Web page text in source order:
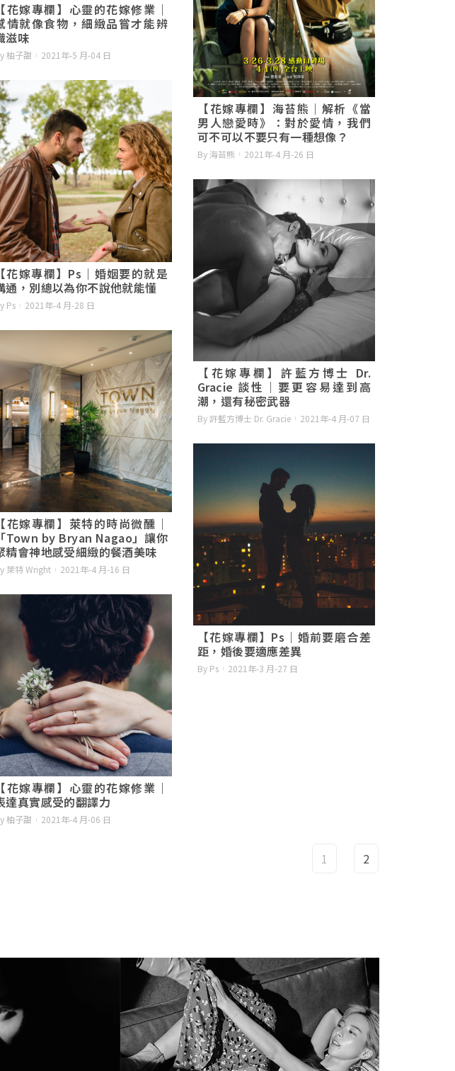
【花嫁專欄】心靈的花嫁修業｜
情就像食物，細緻品嘗才能辨
滋味
柚子甜 2021年-5 月-04 日
【花嫁專欄】Ps｜婚姻要的就是
通，別總以為你不說他就能懂
Ps 2021年-4 月-28 日
【花嫁專欄】海苔熊｜解析《當
男人戀愛時》：對於愛情，我們
可不可以不要只有一種想像？
By 海苔熊 2021年-4 月-26 日
【花嫁專欄】萊特的時尚微醺｜
「Town by Bryan Nagao」讓你
精會神地感受細緻的餐酒美味
萊特 Wright 2021年-4 月-16 日
【花嫁專欄】許藍方博士 Dr.
Gracie 談性｜要更容易達到高
潮，還有秘密武器
By 許藍方博士 Dr. Gracie 2021年-4 月-07 日
【花嫁專欄】心靈的花嫁修業｜
達真實感受的翻譯力
柚子甜 2021年-4 月-06 日
【花嫁專欄】Ps｜婚前要磨合差
距，婚後要適應差異
By Ps 2021年-3 月-27 日
1 2